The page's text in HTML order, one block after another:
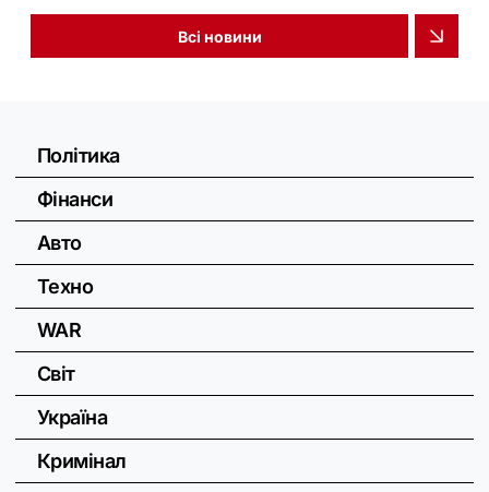
Всі новини
Політика
Фінанси
Авто
Техно
WAR
Світ
Україна
Кримінал